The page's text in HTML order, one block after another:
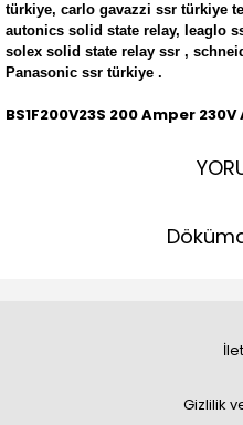
türkiye, carlo gavazzi ssr türkiye
autonics solid state relay, leaglo
solex solid state relay ssr ,
Panasonic ssr türkiye .
BS1F200V23S 200 Amper 230V
Gizlilik